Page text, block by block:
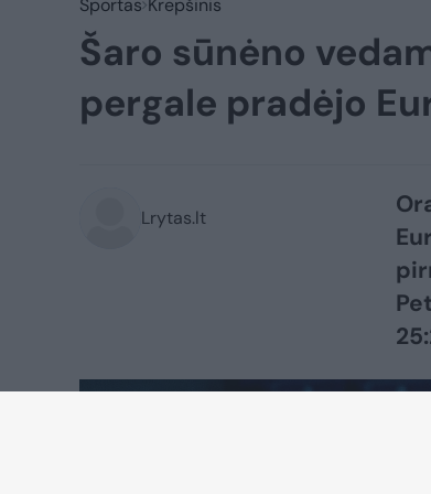
Sportas Krepšinis
Šaro sūnėno
pergale pradėjo
Lrytas.lt